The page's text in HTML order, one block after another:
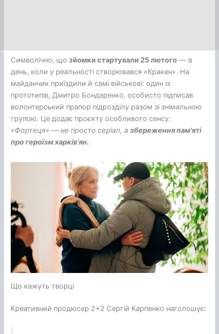
Символічно, щозйомки стартували 25 лютого — в
день, коли у реальності створювався «Кракен». На
майданчик приїздили й самі військові: один із
прототипів, Дмитро Бондаренко, особисто підписав
волонтерський прапор підрозділу разом зі знімальною
групою. Це додає проєкту особливого сенсу:
«Фортеця» — не просто серіал, азбереження пам’яті
про героїзм харків’ян.
Що кажуть творці
Креативний продюсер 2+2 Сергій Карпенко наголошує: